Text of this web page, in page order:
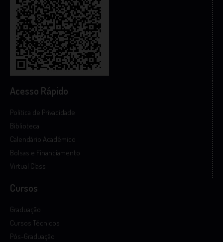
Acesso Rápido
Política de Privacidade
Biblioteca
Calendário Acadêmico
Bolsas e Financiamento
Virtual Class
Cursos
Graduação
Cursos Técnicos
Pós-Graduação